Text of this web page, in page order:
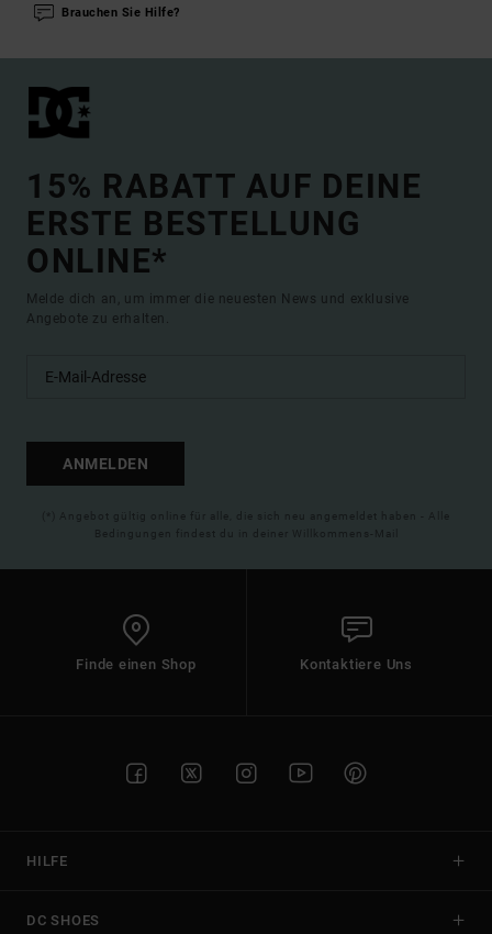
Brauchen Sie Hilfe?
15% RABATT AUF DEINE
ERSTE BESTELLUNG
ONLINE*
Melde dich an, um immer die neuesten News und exklusive
Angebote zu erhalten.
ANMELDEN
(*) Angebot gültig online für alle, die sich neu angemeldet haben - Alle
Bedingungen findest du in deiner Willkommens-Mail
Finde einen Shop Kontaktiere Uns
HILFE
DC SHOES